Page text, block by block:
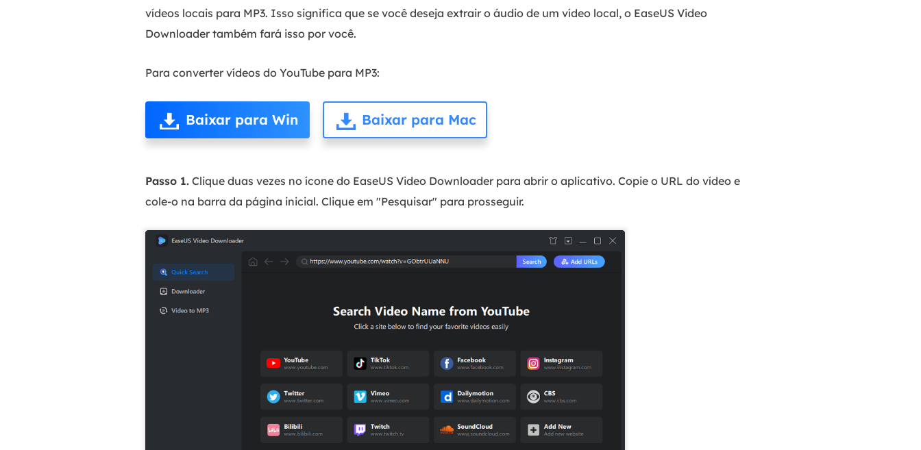
vídeos locais para MP3. Isso significa que se você deseja extrair o áudio de um vídeo local, o EaseUS Video
Downloader também fará isso por você.
Para converter vídeos do YouTube para MP3:
Baixar para Win Baixar para Mac
Passo 1. Clique duas vezes no ícone do EaseUS Video Downloader para abrir o aplicativo. Copie o URL do vídeo e
cole-o na barra da página inicial. Clique em "Pesquisar" para prosseguir.